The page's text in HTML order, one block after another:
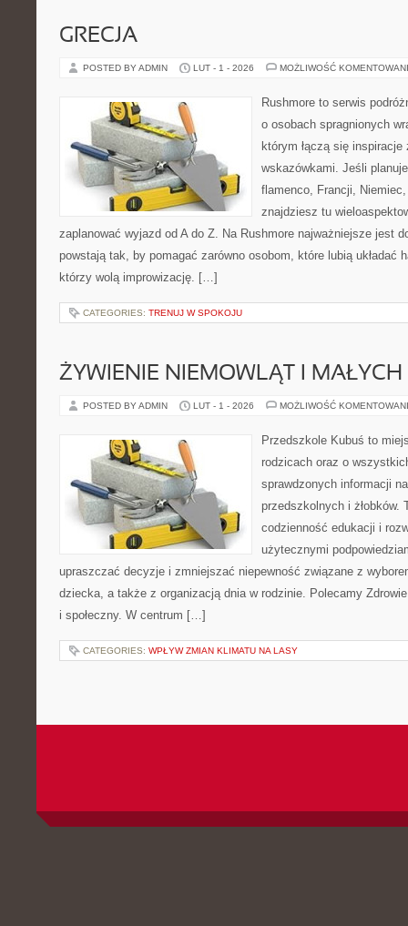
GRECJA
POSTED BY ADMIN LUT - 1 - 2026 MOŻLIWOŚĆ
Rushmore to serwis
o osobach spragnionych
którym łączą się
wskazówkami. Jeśli
flamenco, Francji,
znajdziesz tu
zaplanować wyjazd od A do Z. Na Rushmore najważniejsze jest
powstają tak, by pomagać zarówno osobom, które lubią układać
którzy wolą improwizację. […]
CATEGORIES: TRENUJ W SPOKOJU
ŻYWIENIE NIEMOWLĄT I MAŁYCH
POSTED BY ADMIN LUT - 1 - 2026 MOŻLIWOŚĆ
Przedszkole Kubuś to
rodzicach oraz o
sprawdzonych informacji
przedszkolnych i żłobków.
codzienność edukacji i
użytecznymi
upraszczać decyzje i zmniejszać niepewność związane z
dziecka, a także z organizacją dnia w rodzinie. Polecamy
i społeczny. W centrum […]
CATEGORIES: WPŁYW ZMIAN KLIMATU NA LASY